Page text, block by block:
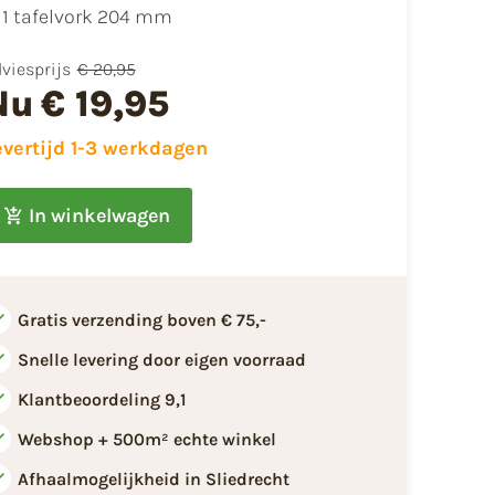
1 tafelvork 204 mm
€ 20,95
€ 19,95
1-3 werkdagen
In winkelwagen
Gratis verzending boven € 75,-
Snelle levering door eigen voorraad
Klantbeoordeling 9,1
Webshop + 500m² echte winkel
Afhaalmogelijkheid in Sliedrecht